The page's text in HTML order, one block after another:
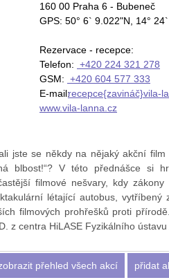
160 00 Praha 6 - Bubeneč
GPS: 50° 6` 9.022"N, 14°
Rezervace - recepce:
Telefon: +420 224 321 278
GSM: +420 604 577 333
E-mail:recepce{zavináč}vila-
www.vila-lanna.cz
jste se někdy na nějaký akční
blbost!“? V této přednášce si
filmové nešvary, kdy
létající autobus,
filmových prohřešků proti
z centra HiLASE Fyzikálního ústavu
přehled všech akcí přidat